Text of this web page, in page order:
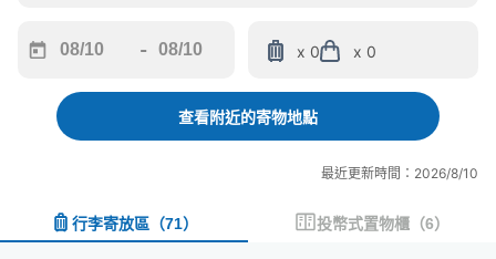
forward
interact
and
-
backward
interact
and
x 0 x 0
查看附近的寄物地點
最近更新時間：2026/8/10
行李寄放區 （71） 投幣式置物櫃 （6）